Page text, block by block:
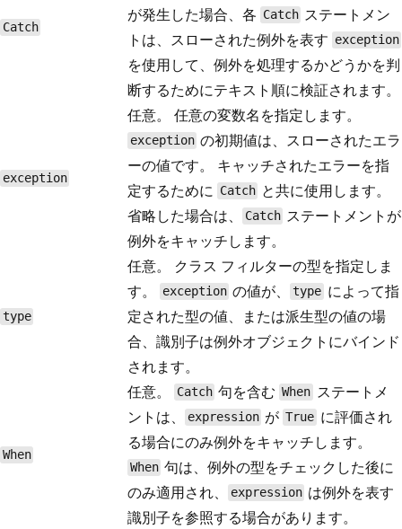
Catch
が発生した場合、各 Catch ステートメン
トは、スローされた例外を表す exception
を使用して、例外を処理するかどうかを判
断するためにテキスト順に検証されます。
exception
任意。 任意の変数名を指定します。
exception の初期値は、スローされたエラ
ーの値です。 キャッチされたエラーを指
定するために Catch と共に使用します。
省略した場合は、
Catch ステートメントが
例外をキャッチします。
type
任意。 クラス フィルターの型を指定しま
す。
exception の値が、typeによって指
定された型の値、または派生型の値の場
合、識別子は例外オブジェクトにバインド
されます。
When
任意。 Catch 句を含むWhenステートメ
ントは、
expression がTrueに評価され
る場合にのみ例外をキャッチします。
When 句は、例外の型をチェックした後に
のみ適用され、
expression は例外を表す
識別子を参照する場合があります。